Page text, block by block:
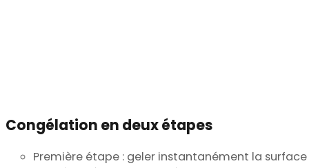
Congélation en deux étapes
Première étape : geler instantanément la